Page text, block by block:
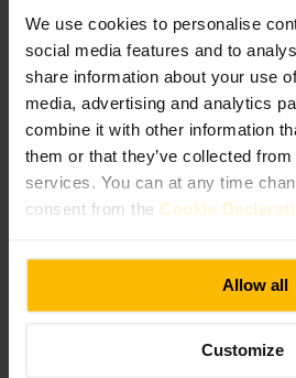
We use cookies to personalise
social media features and to
share information about your use
media, advertising and analytics
combine it with other information
them or that they’ve collected
services. You can at any time
consent from the Cookie
Allow all
Customize
Lazeez Street Food
Eten en drinken•Restaurant
4,8
Afbeelding /
Verse Libanese streetfood,